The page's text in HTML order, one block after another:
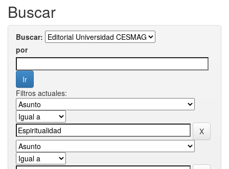
Buscar
Buscar:
por
Filtros actuales: